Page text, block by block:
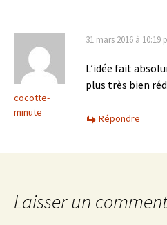
cocotte-
minute
31 mars 2016 à 10:19
L’idée fait
plus très bien
Répondre
Laisser un